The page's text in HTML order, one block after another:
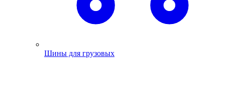
Шины для грузовых